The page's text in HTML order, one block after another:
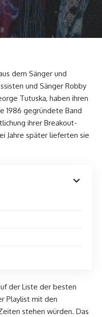
dem Sänger und
und Sänger Robby
Tutuska, haben ihren
1986 gegründete Band
ihrer Breakout-
Jahre später lieferten sie
der Liste der besten
Playlist mit den
stehen würden. Das